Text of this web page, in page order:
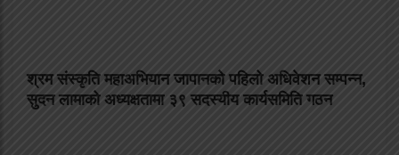
श्रम संस्कृति महाअभियान जापानको पहिलो अधिवेशन सम्पन्न,
सुदन लामाको अध्यक्षतामा ३९ सदस्यीय कार्यसमिति गठन